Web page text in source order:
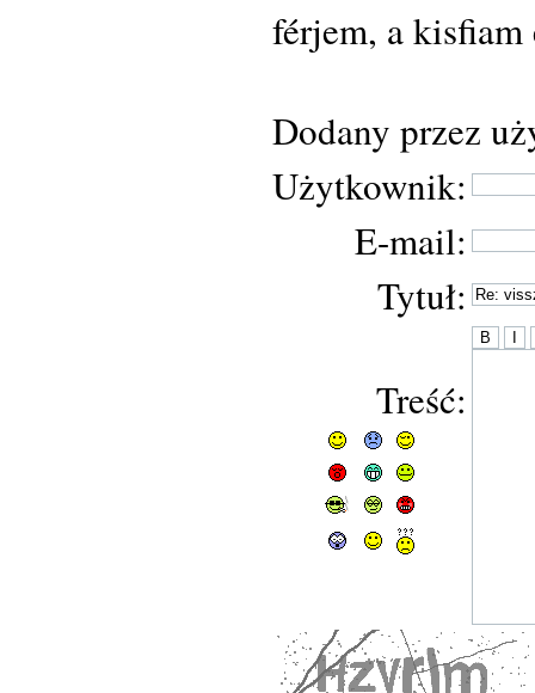
férjem, a
Dodany przez
Użytkownik:
E-mail:
Tytuł:
Treść: